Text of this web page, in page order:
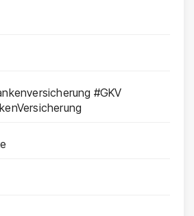
#GKV